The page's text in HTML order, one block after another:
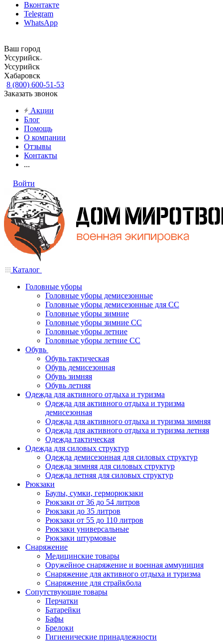
Вконтакте
Telegram
WhatsApp
Ваш город
Уссурийск
Уссурийск
Хабаровск
8 (800) 600-51-53
Заказать звонок
Акции
Блог
Помощь
О компании
Отзывы
Контакты
...
Войти
Каталог
Головные уборы
Головные уборы демисезонные
Головные уборы демисезонные для СС
Головные уборы зимние
Головные уборы зимние СС
Головные уборы летние
Головные уборы летние СС
Обувь
Обувь тактическая
Обувь демисезонная
Обувь зимняя
Обувь летняя
Одежда для активного отдыха и туризма
Одежда для активного отдыха и туризма
демисезонная
Одежда для активного отдыха и туризма зимняя
Одежда для активного отдыха и туризма летняя
Одежда тактическая
Одежда для силовых структур
Одежда демисезонная для силовых структур
Одежда зимняя для силовых структур
Одежда летняя для силовых структур
Рюкзаки
Баулы, сумки, герморюкзаки
Рюкзаки от 36 до 54 литров
Рюкзаки до 35 литров
Рюкзаки от 55 до 110 литров
Рюкзаки универсальные
Рюкзаки штурмовые
Снаряжение
Медицинские товары
Оружейное снаряжение и военная аммуниция
Снаряжение для активного отдыха и туризма
Снаряжение для страйкбола
Сопутствующие товары
Перчатки
Батарейки
Бафы
Брелоки
Гигиенические принадлежности